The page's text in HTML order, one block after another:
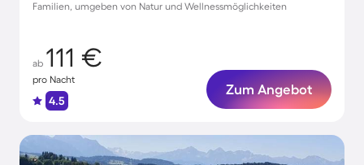
Familien, umgeben von Natur und Wellnessmöglichkeiten
ab 111 €
pro Nacht
4.5
Zum Angebot